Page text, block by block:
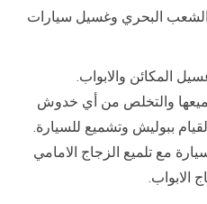
البحري وغسيل سيارات
والتخلص من أي خدوش
ببوليش وتشميع للسيارة.
مع تلميع الزجاج الامامي
الابواب.